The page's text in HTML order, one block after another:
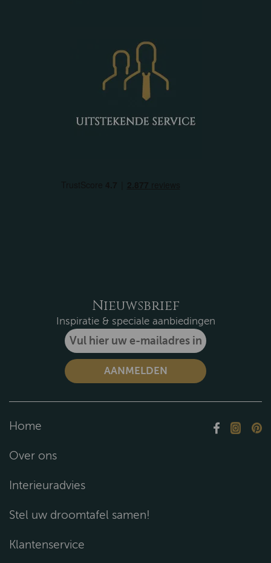
Nieuwsbrief
Inspiratie & speciale aanbiedingen
Home
Over ons
Interieuradvies
Stel uw droomtafel samen!
Klantenservice